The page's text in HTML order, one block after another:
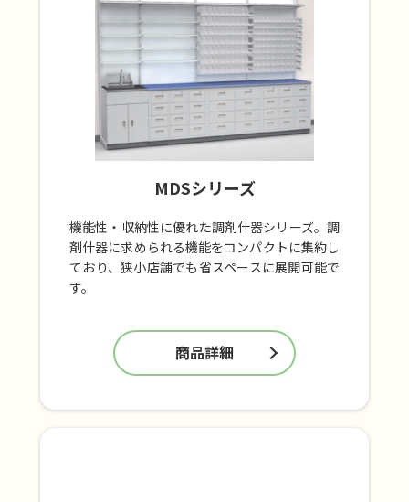
MDSシリーズ
機能性・収納性に優れた調剤什器シリーズ。調
剤什器に求められる機能をコンパクトに集約し
ており、狭小店舗でも省スペースに展開可能で
す。
商品詳細